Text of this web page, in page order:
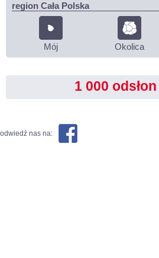
region Cała Polska
Mój Okolica
1 000 odsłon
odwiedź nas na: